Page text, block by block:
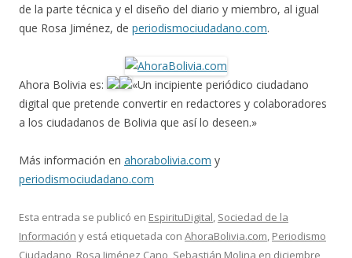
de la parte técnica y el diseño del diario y miembro, al igual
que Rosa Jiménez, de periodismociudadano.com.
Ahora Bolivia es:
«Un incipiente periódico ciudadano
digital que pretende convertir en redactores y colaboradores
a los ciudadanos de Bolivia que así lo deseen.»
Más información en ahorabolivia.com y
periodismociudadano.com
Esta entrada se publicó en EspirituDigital, Sociedad de la
Información y está etiquetada con AhoraBolivia.com, Periodismo
Ciudadano Rosa Jiménez Cano Sebastián Molina en diciembre